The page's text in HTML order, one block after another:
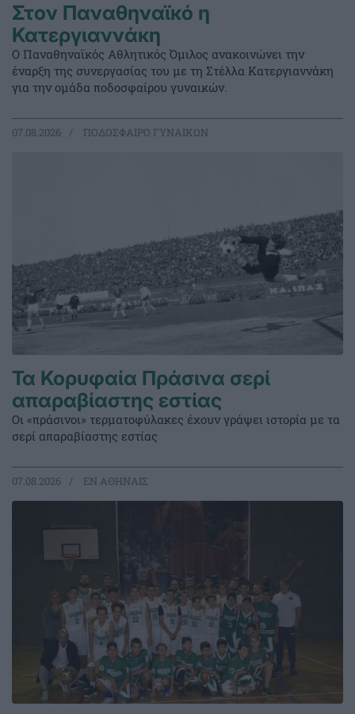
Στον Παναθηναϊκό η
Κατεργιαννάκη
Ο Παναθηναϊκός Αθλητικός Όμιλος ανακοινώνει την
έναρξη της συνεργασίας του με τη Στέλλα Κατεργιαννάκη
για την ομάδα ποδοσφαίρου γυναικών.
07.08.2026 ΠΟΔΟΣΦΑΙΡΟ ΓΥΝΑΙΚΩΝ
Τα Κορυφαία Πράσινα σερί
απαραβίαστης εστίας
Οι «πράσινοι» τερματοφύλακες έχουν γράψει ιστορία με τα
σερί απαραβίαστης εστίας
07.08.2026 EΝ ΑΘΗΝΑΙΣ